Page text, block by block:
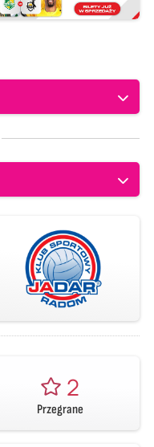
2
Przegrane